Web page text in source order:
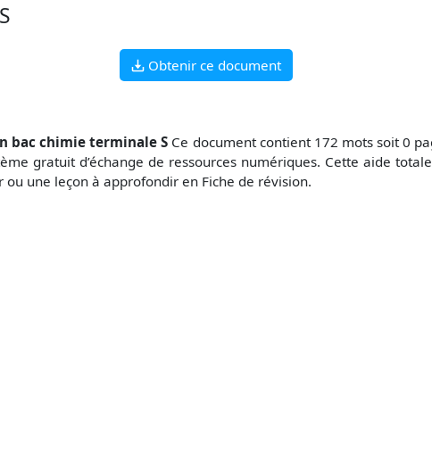
Obtenir ce document
bac chimie terminale S Ce document contient 172 mots soit 0
gratuit d’échange de ressources numériques. Cette aide
une leçon à approfondir en Fiche de révision.